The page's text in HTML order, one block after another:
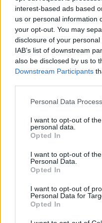
interest-based ads based
us or personal information
your opt-out. You may
disclosure of your
IAB’s list of downstream
also be disclosed by us to
Downstream Participants
Please note that this
not limited to your visit or
grant or deny consent to
use your data for below
consent section.
Personal Data
I want to opt-out of
personal data.
Opted In
I want to opt-out of
Personal Data.
Opted In
I want to opt-out of
Personal Data for
Opted In
Τα πρόστιμα
ακαθάριστα
Το νέο πλαίσιο
για περισσότερους
στην αντιπυρική